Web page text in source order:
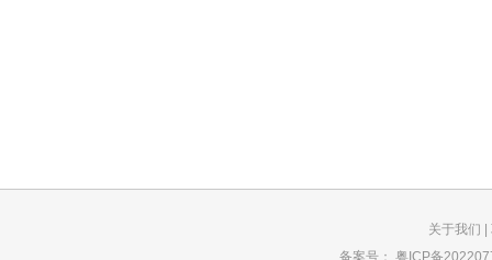
关于我们 |
备案号：粤ICP备